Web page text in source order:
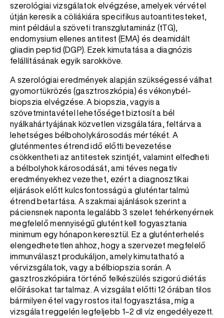
szerológiai vizsgálatok elvégzése, amelyek vérvétel
útján keresik a cöliákiára specifikus autoantitesteket,
mint például a szöveti transzglutamináz (tTG),
endomysium ellenes antitest (EMA) és deamidált
gliadin peptid (DGP). Ezek kimutatása a diagnózis
felállításának egyik sarokköve.
A szerológiai eredmények alapján szükségessé válhat
gyomortükrözés (gasztroszkópia) és vékonybél-
biopszia elvégzése. A biopszia, vagyis a
szövetmintavétel lehetőséget biztosít a bél
nyálkahártyájának közvetlen vizsgálatára, feltárva a
lehetséges bélboholykárosodás mértékét. A
gluténmentes étrend idő előtti bevezetése
csökkentheti az antitestek szintjét, valamint elfedheti
a bélbolyhok károsodását, ami téves negatív
eredményekhez vezethet, ezért a diagnosztikai
eljárások előtt kulcsfontosságú a gluténtartalmú
étrend betartása. A szakmai ajánlások szerint a
páciensnek naponta legalább 3 szelet fehérkenyérnek
megfelelő mennyiségű glutént kell fogyasztania
minimum egy hónapon keresztül. Ez a gluténterhelés
elengedhetetlen ahhoz, hogy a szervezet megfelelő
immunválaszt produkáljon, amely kimutatható a
vérvizsgálatok, vagy a bélbiopszia során. A
gasztroszkópiára történő felkészülés szigorú diétás
előírásokat tartalmaz. A vizsgálat előtti 12 órában tilos
bármilyen étel vagy rostos ital fogyasztása, míg a
vizsgálat reggelén legfeljebb 1–2 dl víz engedélyezett.